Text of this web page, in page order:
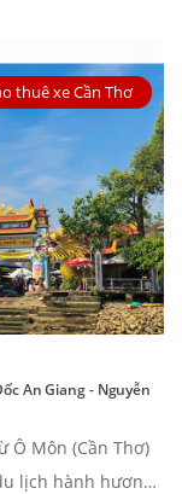
thuê xe Cần Thơ
An Giang - Nguyễn
Ô Môn (Cần Thơ)
lịch hành hương